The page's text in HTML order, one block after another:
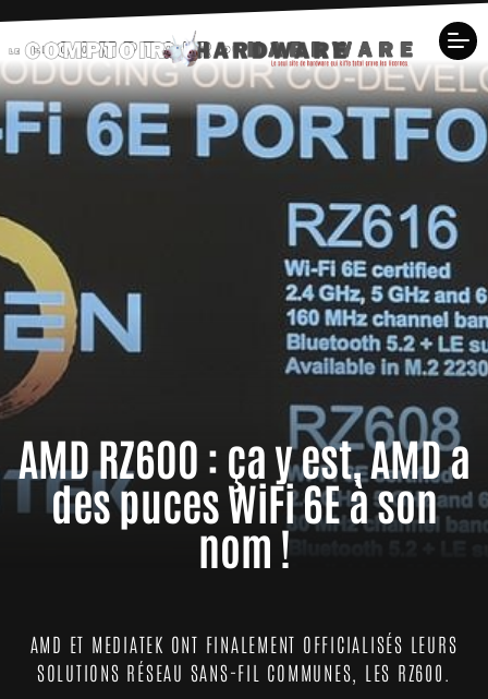
AMD RZ600 : ça y est, AMD a
des puces WiFi 6E à son
nom !
AMD ET MEDIATEK ONT FINALEMENT OFFICIALISÉS LEURS
SOLUTIONS RÉSEAU SANS-FIL COMMUNES, LES RZ600.